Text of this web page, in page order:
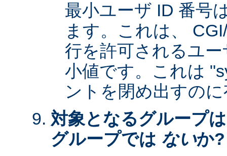
最小ユーザ ID 番号
ます。これは、
行を許可されるユ
小値です。これは
ントを閉め出すの
対象となるグループ
グループでは ないか?